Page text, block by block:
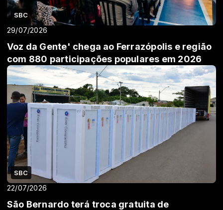
SBC
29/07/2026
Voz da Gente' chega ao Ferrazópolis e região
com 880 participações populares em 2026
SBC
22/07/2026
São Bernardo terá troca gratuita de